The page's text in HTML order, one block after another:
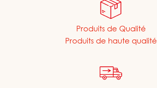
Produits de Qualité
Produits de haute qualité